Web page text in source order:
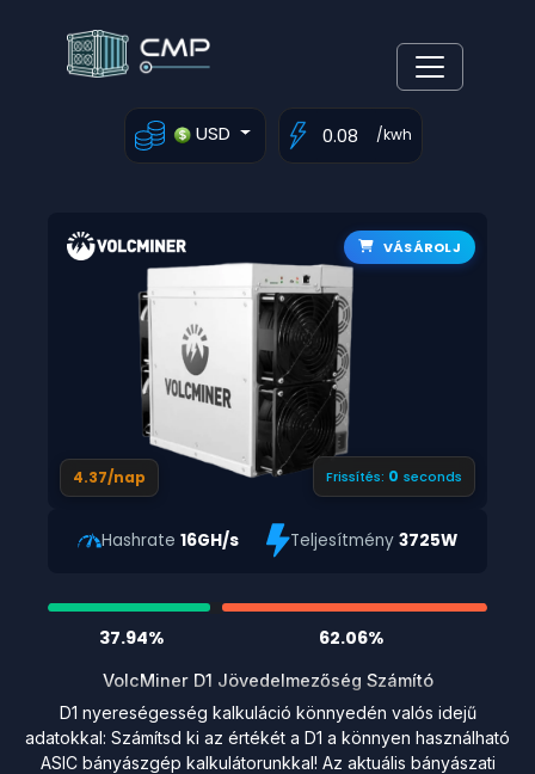
USD /kwh
VÁSÁROLJ
4.37/nap Frissítés: 0 seconds
Hashrate 16GH/s Teljesítmény3725W
37.94% 62.06%
VolcMiner D1 Jövedelmezőség Számító
D1 nyereségesség kalkuláció könnyedén valós idejű
adatokkal: Számítsd ki az értékét a D1 a könnyen használható
ASIC bányászgép kalkulátorunkkal! Az aktuális bányászati